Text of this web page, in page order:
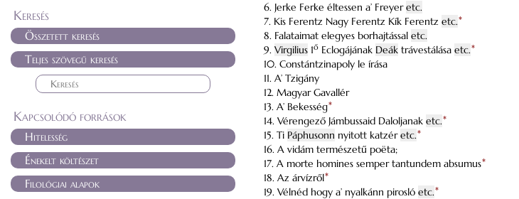
Keresés
Összetett keresés
Teljes szövegű keresés
Kapcsolódó források
Hitelesség
Énekelt költészet
Filológiai alapok
6. Jerke Ferke éltessen a’ Freyeretc.
7. Kis Ferentz Nagy Ferentz Kík Ferentz etc.*
8. Falataimat elegyes borhajtással etc.
9. Virgilius 1ő Eclogájának Deák trávestálása etc.*
10. Constántzinapoly le írása
11. A’ Tzigány
12. Magyar Gavallér
13. A’ Bekesség*
14. Vérengező Jámbussaid Daloljanak etc.*
15. Ti Páphusonn nyitott katzéretc.*
16. A vidám természetű poëta;
17. A morte homines semper tantundem absumus*
18. Az árvízről*
19. Vélnéd hogy a’ nyalkánn pirosló etc.*